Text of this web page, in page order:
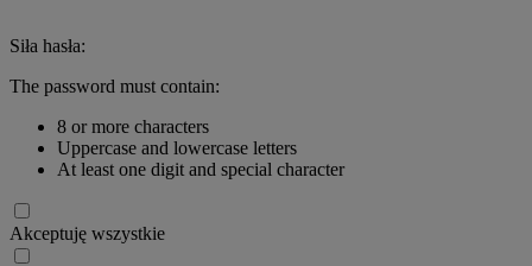
Siła hasła:
The password must contain:
8 or more characters
Uppercase and lowercase letters
At least one digit and special character
Akceptuję wszystkie